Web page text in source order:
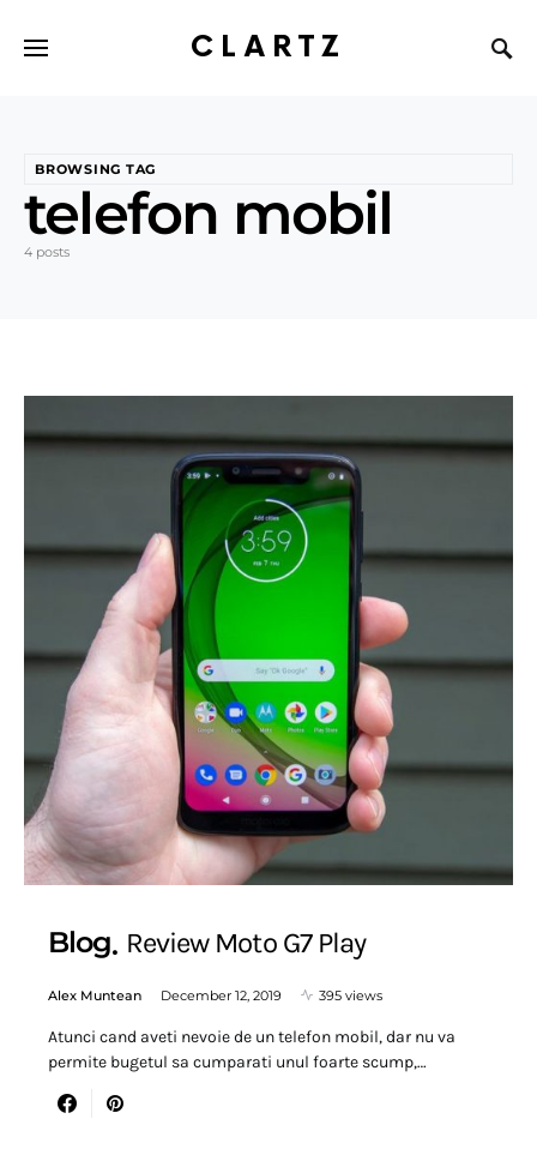
CLARTZ
BROWSING TAG
telefon mobil
4 posts
Blog Review Moto G7 Play
Alex Muntean December 12, 2019 395 views
Atunci cand aveti nevoie de un telefon mobil, dar nu va
permite bugetul sa cumparati unul foarte scump,…